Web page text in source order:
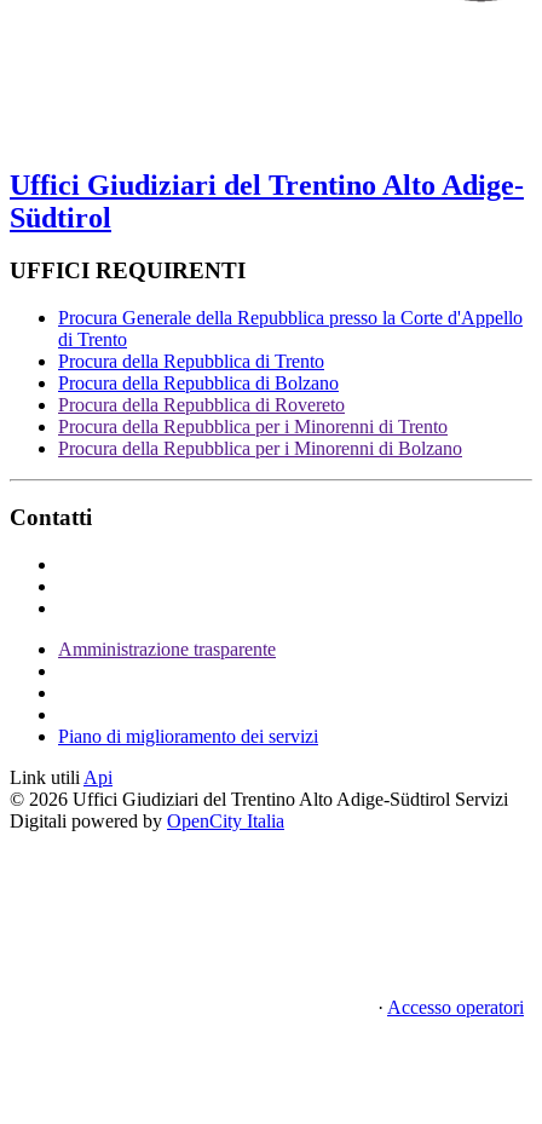
Uffici Giudiziari del Trentino Alto Adige-
Südtirol
UFFICI REQUIRENTI
Procura Generale della Repubblica presso la Corte d'Appello
di Trento
Procura della Repubblica di Trento
Procura della Repubblica di Bolzano
Procura della Repubblica di Rovereto
Procura della Repubblica per i Minorenni di Trento
Procura della Repubblica per i Minorenni di Bolzano
Contatti
Amministrazione trasparente
Piano di miglioramento dei servizi
Link utili Api
© 2026 Uffici Giudiziari del Trentino Alto Adige-Südtirol Servizi
Digitali powered by OpenCity Italia
· Accesso operatori